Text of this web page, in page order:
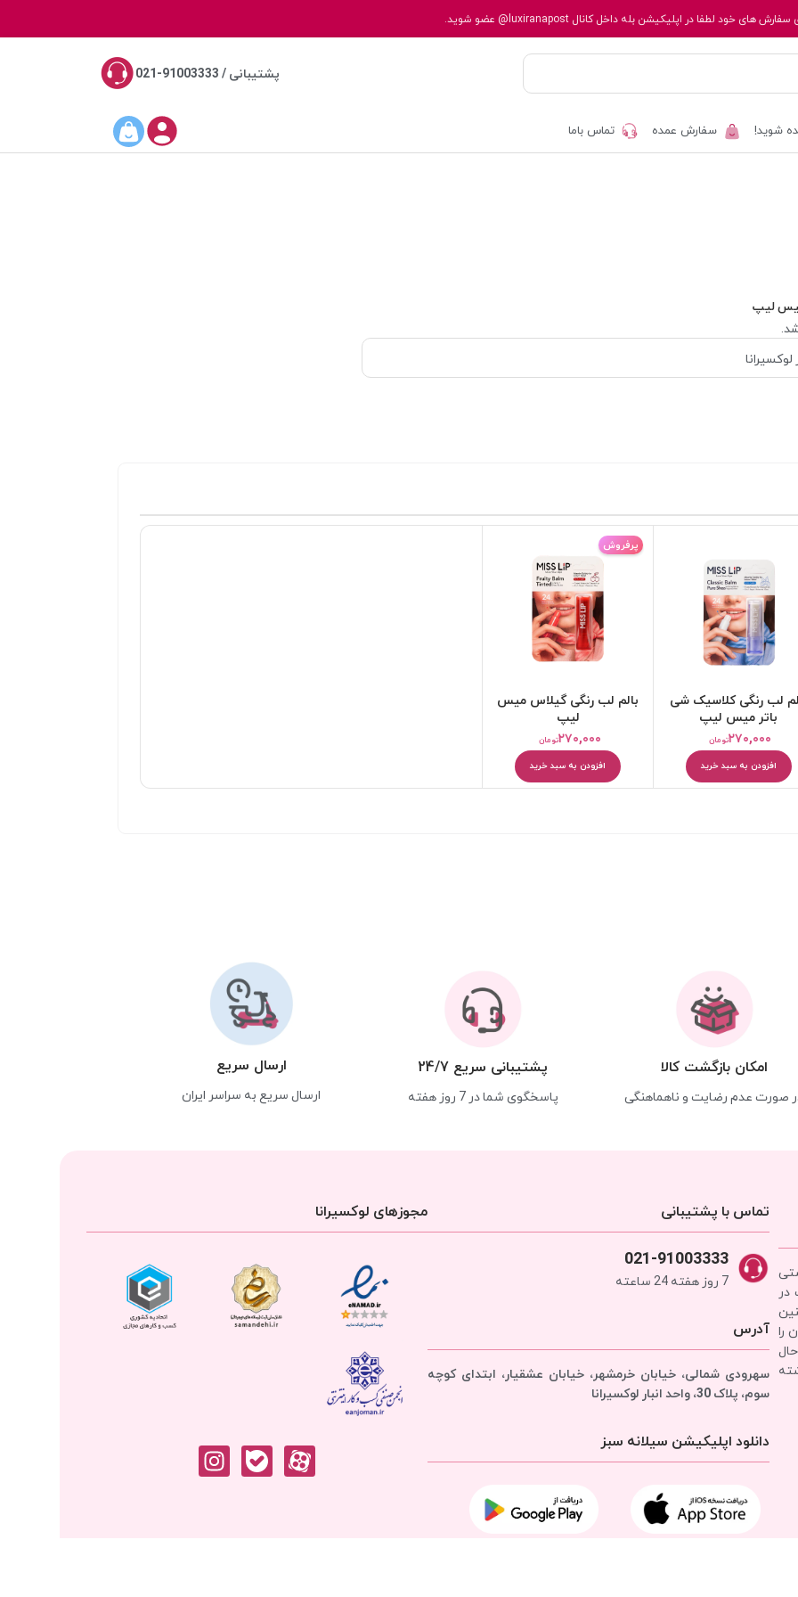
سفارش های خود لطفا در اپلیکیشن بله داخل کانال@luxiranapost عضو شوید.
پشتیبانی / 91003333-021
کرم مرطوب کننده
بالم و مرطوب کننده لب
شوید! سفارش عمده تماس باما
لیپ
لب رنگی کلاسیک شی
باتر میس لیپ
تومان۲۷۰,۰۰۰
افزودن به سبد خرید
پرفروش
بالم لب رنگی گیلاس میس
لیپ
تومان۲۷۰,۰۰۰
افزودن به سبد خرید
امکان بازگشت کالا
صورت عدم رضایت و ناهماهنگی
پشتیبانی سریع 24/7
پاسخگوی شما در 7 روز هفته
ارسال سریع
ارسال سریع به سراسر ایران
در
را
تماس با پشتیبانی
021-91003333
7 روز هفته 24 ساعته
آدرس
سهرودی شمالی، خیابان خرمشهر، خیابان عشقیار، ابتدای کوچه
سوم، پلاک 30، واحد انبار
لوکسیرانا
دانلود اپلیکیشن سیلانه سبز
مجوزهای لوکسیرانا